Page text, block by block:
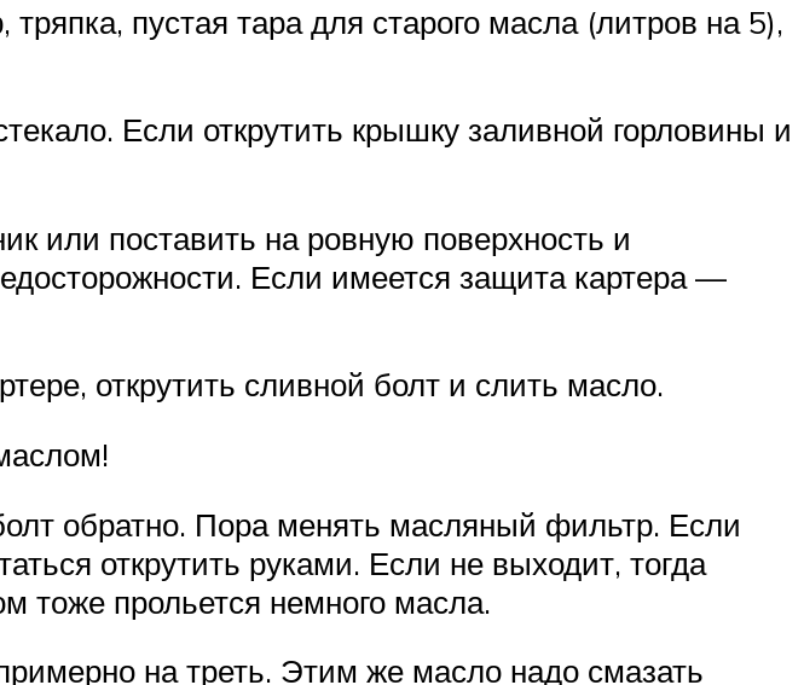
пустая тара для старого масла (литров на 5),
Если открутить крышку заливной горловины и
или поставить на ровную поверхность и
Если имеется защита картера —
открутить сливной болт и слить масло.
обратно. Пора менять масляный фильтр. Если
открутить руками. Если не выходит, тогда
тоже прольется немного масла.
на треть. Этим же масло надо смазать